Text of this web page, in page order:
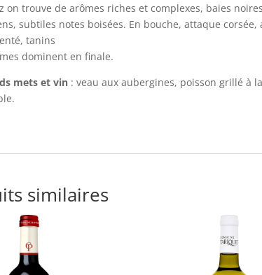
on trouve de arômes riches et complexes, baies
subtiles notes boisées. En bouche, attaque
tanins
dominent en finale.
mets et vin : veau aux aubergines, poisson grillé à
similaires